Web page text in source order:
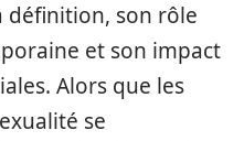
définition, son rôle
et son impact
Alors que les
se